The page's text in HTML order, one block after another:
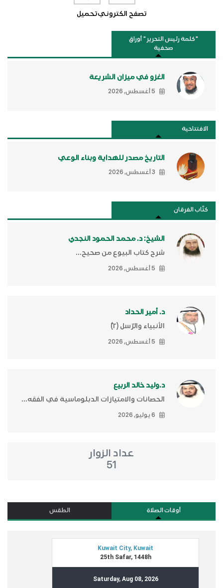
تصفح الكترونيتحميل
"كلمة رئيس التحرير " أوراق
صحفية
الغزو في ميزان الشريعة
5 أغسطس, 2026
الافتتاحية
التاريخ مصدر للهداية وبناء الوعي
3 أغسطس, 2026
كتَّاب الفرقان
الشيخ: د. محمد الحمود النجدي
شرح كتاب البيوع من صحيح...
5 أغسطس, 2026
د. أمير الحداد
الأنبياء والرّسل (٢)ّ
5 أغسطس, 2026
د.وليد خالد الربيع
الحصانات والامتيازات الدبلوماسية في الفقه...
6 يوليو, 2026
عداد الزوار
51
أوقات الصلاة الطقس